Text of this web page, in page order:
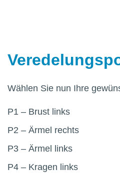
Wählen Sie nun Ihre
P1 – Brust links
P2 – Ärmel rechts
P3 – Ärmel links
P4 – Kragen links